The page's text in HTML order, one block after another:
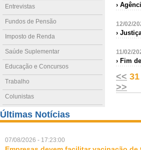
Entrevistas
Fundos de Pensão
Imposto de Renda
Saúde Suplementar
Educação e Concursos
Trabalho
Colunistas
›
12/02/
›
11/02/
› Fim
<< 31
>>
Últimas Notícias
07/08/2026 - 17:23:00